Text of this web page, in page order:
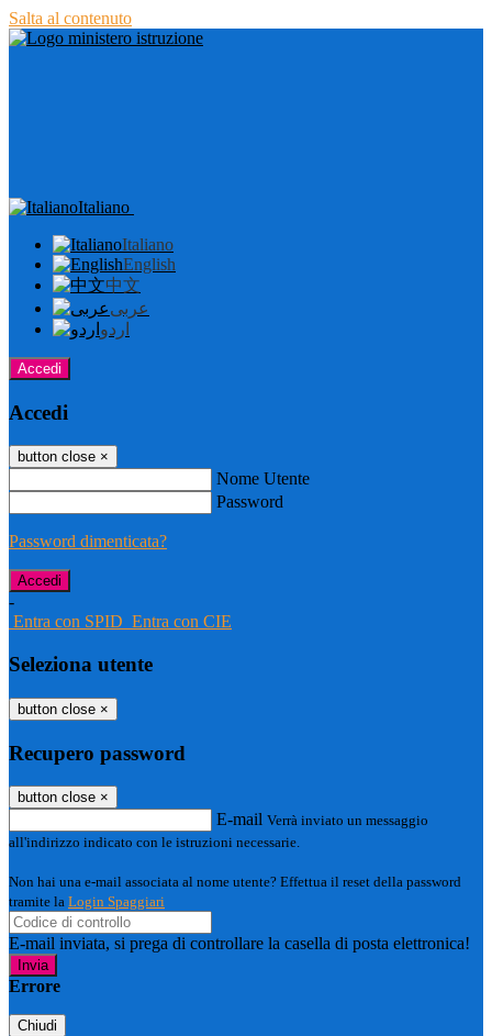
Salta al contenuto
Italiano
Italiano
English
中文
عربى
اردو
Accedi
Accedi
button close ×
Nome Utente
Password
Password dimenticata?
-
Entra con SPID Entra con CIE
Seleziona utente
button close ×
Recupero password
button close ×
E-mail Verrà inviato un messaggio
all'indirizzo indicato con le istruzioni necessarie.
Non hai una e-mail associata al nome utente? Effettua il reset della password
tramite la Login Spaggiari
E-mail inviata, si prega di controllare la casella di posta elettronica!
Errore
Chiudi